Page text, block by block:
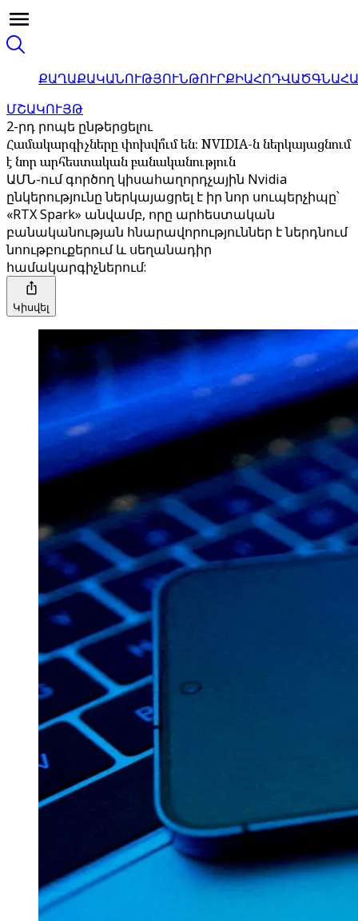
ՔԱՂԱՔԱԿԱՆՈՒԹՅՈՒՆԹՈՒՐՔԻԱՀՈԴՎԱԾ
ՄՇԱԿՈՒՅԹ
2-րդ րոպե ընթերցելու
Համակարգիչները փոխվո՞ւմ են։ NVIDIA-ն ներկայացնում
է նոր արհեստական ​​բանականություն
ԱՄՆ-ում գործող կիսահաղորդչային Nvidia
ընկերությունը ներկայացրել է իր նոր սուպերչիպը՝
«RTX Spark» անվամբ, որը արհեստական ​​
բանականության հնարավորություններ է ներդնում
նոութբուքերում և սեղանադիր
համակարգիչներում:
Կիսվել